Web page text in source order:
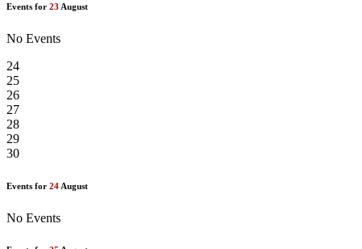
Events for 23 August
No Events
24
25
26
27
28
29
30
Events for 24 August
No Events